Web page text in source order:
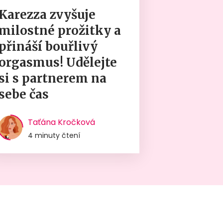
zvyšuje
prožitky a
bouřlivý
Udělejte
s partnerem na
čas
Taťána Kročková
4 minuty čtení